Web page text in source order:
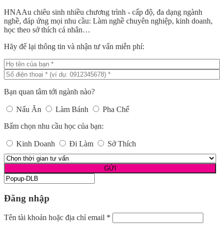
HNAAu chiêu sinh nhiều chương trình - cấp độ, đa dạng ngành
nghề, đáp ứng mọi nhu cầu: Làm nghề chuyên nghiệp, kinh doanh,
học theo sở thích cá nhân…
Hãy để lại thông tin và nhận tư vấn miễn phí:
Bạn quan tâm tới ngành nào?
Nấu Ăn Làm Bánh
Pha Chế
Bấm chọn nhu cầu học của bạn:
Kinh Doanh Đi Làm Sở Thích
Đăng nhập
Tên tài khoản hoặc địa chỉ email *